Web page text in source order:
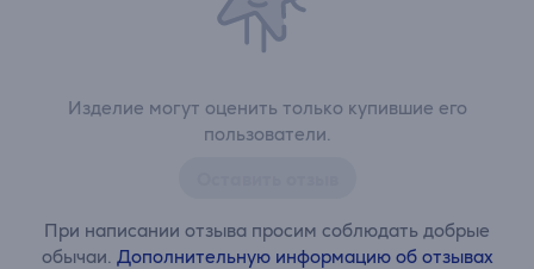
Изделие могут оценить только купившие его
пользователи.
При написании отзыва просим соблюдать добрые
обычаи. Дополнительную информацию об отзывах